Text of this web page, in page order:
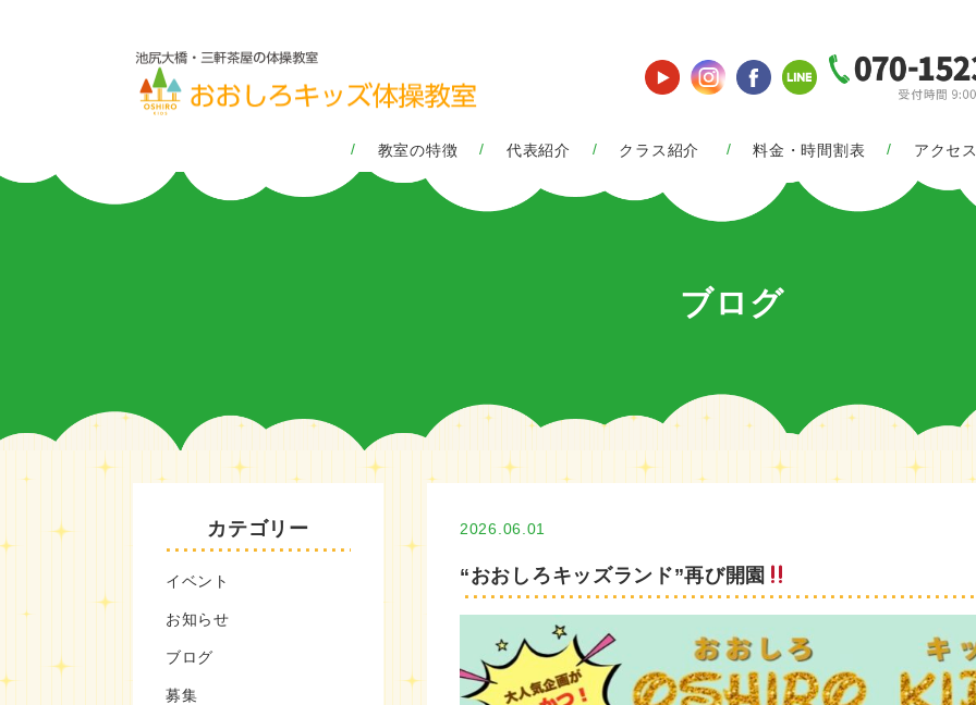
教室の特徴 代表紹介 クラス紹介 料金・時間割表 アクセ
ブログ
カテゴリー
イベント
お知らせ
ブログ
募集
2026.06.01
“おおしろキッズランド”再び開園